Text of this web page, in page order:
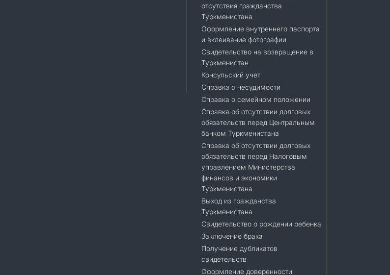
отсутствия гражданства
Туркменистана
Оформление внутреннего паспорта
и вклеивание фотографии
Свидетельство на возвращение в
Туркменистан
Консульский учет
Справка о несудимости
Справка о семейном положении
Cправка об отсутствии долговых
обязательств перед Центральным
банком Туркменистана
Справка об отсутствии долговых
обязательств перед Налоговым
управлением Министерства
финансов и экономики
Туркменистана
Выход из гражданства
Туркменистана
Свидетельство о рождении ребенка
Заключение брака
Получение дубликатов
свидетельств
Оформление доверенности